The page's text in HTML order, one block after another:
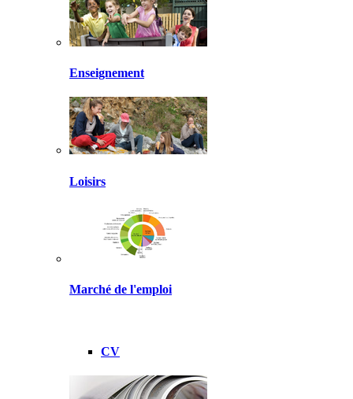
Enseignement
Loisirs
Marché de l'emploi
CV